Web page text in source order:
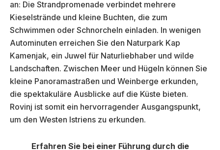
an: Die Strandpromenade verbindet mehrere
Kieselstrände und kleine Buchten, die zum
Schwimmen oder Schnorcheln einladen. In wenigen
Autominuten erreichen Sie den Naturpark Kap
Kamenjak, ein Juwel für Naturliebhaber und wilde
Landschaften. Zwischen Meer und Hügeln können Sie
kleine Panoramastraßen und Weinberge erkunden,
die spektakuläre Ausblicke auf die Küste bieten.
Rovinj ist somit ein hervorragender Ausgangspunkt,
um den Westen Istriens zu erkunden.
Erfahren Sie bei einer Führung durch die